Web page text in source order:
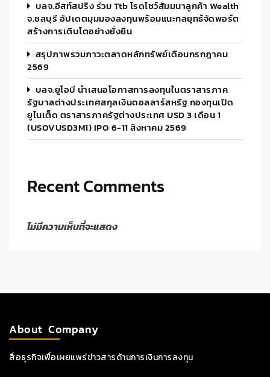
บลจ.อีสท์สปริง ร่วม Ttb โรดโชว์สัมมนาลูกค้า Wealth
จ.ชลบุรี อัปเดตมุมมองลงทุนพร้อมแนะกลยุทธ์จัดพอร์ต
สร้างการเติบโตอย่างยั่งยืน
สรุปภาพรวมภาวะตลาดหลักทรัพย์เดือนกรกฎาคม
2569
บลจ.ยูโอบี นำเสนอโอกาสการลงทุนในตราสารภาค
รัฐบาลต่างประเทศสกุลเงินดอลลาร์สหรัฐ กองทุนเปิด
ยูไนเต็ด ตราสารภาครัฐต่างประเทศ USD 3 เดือน 1
(USOVUSD3M1) IPO 6-11 สิงหาคม 2569
Recent Comments
ไม่มีความเห็นที่จะแสดง
About Company
สื่อธุรกิจเพื่อเผยแพร่ข่าวสารด้านการเงินการลงทุน